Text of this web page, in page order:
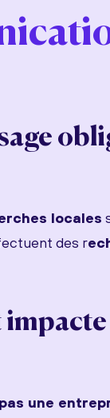
locales
des r
une